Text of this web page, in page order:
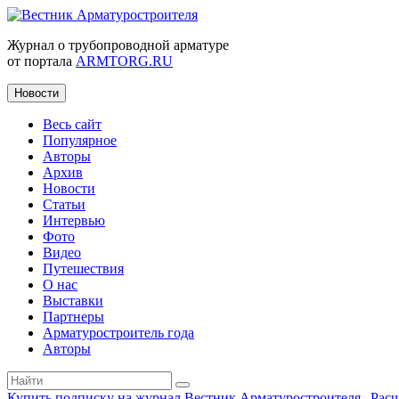
Журнал о трубопроводной арматуре
от портала ARMTORG.RU
Новости
Весь сайт
Популярное
Авторы
Архив
Новости
Статьи
Интервью
Фото
Видео
Путешествия
О нас
Выставки
Партнеры
Арматуростроитель года
Авторы